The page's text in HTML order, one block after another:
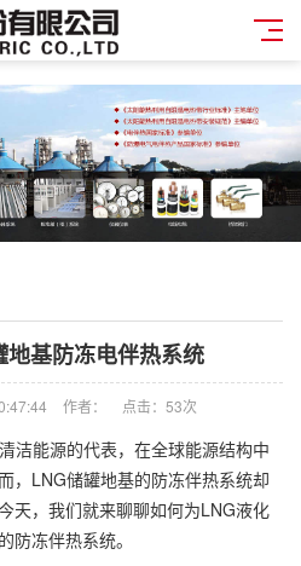
基防冻电伴热系统
作者： 点击： 53次
洁能源的代表，在全球能源结构中
，LNG储罐地基的防冻伴热系统却
天，我们就来聊聊如何为LNG液化
防冻伴热系统。